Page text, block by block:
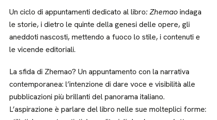
Un ciclo di appuntamenti dedicato al libro: Zhemaoindaga
le storie, i dietro le quinte della genesi delle opere, gli
aneddoti nascosti, mettendo a fuoco lo stile, i contenuti e
le vicende editoriali.
La sfida di Zhemao? Un appuntamento con la narrativa
contemporanea: l’intenzione di dare voce e visibilità alle
pubblicazioni più brillanti del panorama italiano.
L’aspirazione è parlare del libro nelle sue molteplici forme: